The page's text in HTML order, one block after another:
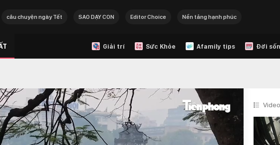
câu chuyện ngày Tết SAO DẠY CON Editor Choice Nền tảng hạnh phúc
Giải trí Sức Khỏe Afamily tips Đời